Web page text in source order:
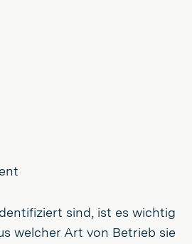
sind, ist es wichtig
welcher Art von Betrieb sie